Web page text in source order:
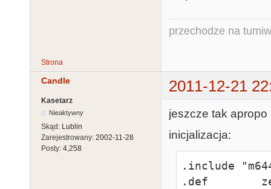
przechodze na
Strona
Candle 2011-12-21
Kasetarz
Nieaktywny
Skąd: Lublin
Zarejestrowany: 2002-11-28
Posty: 4,258
jeszcze tak apropo
inicjalizacja:
.include
.def